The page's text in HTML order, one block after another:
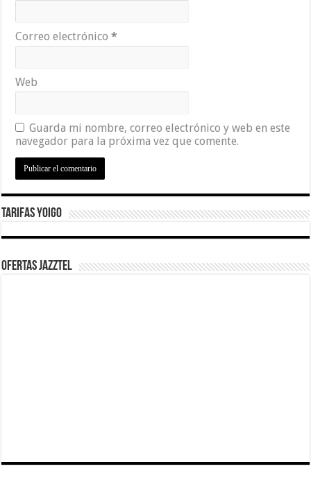
Correo electrónico*
Web
Guarda mi nombre, correo electrónico y web en este
navegador para la próxima vez que comente.
Tarifas Yoigo
Ofertas Jazztel